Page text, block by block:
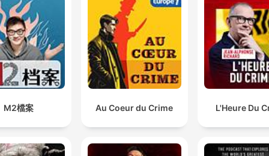
revealed the troubled
of individuals like Luigi
Mangione, we examine
modern society's pressure
cooker environment can
transform ordinary people
subjects of true crime
investigation. But what
awakens the deepest
I think it's easier for a woman to hide a dark secret
because people simply don't suspect women of
evil.
00:43:10 · Uma reflexão sobre como o preconceito social
facilitar crimes cometidos por mulheres.
M2檔案 Au Coeur du Crime L'Heure Du